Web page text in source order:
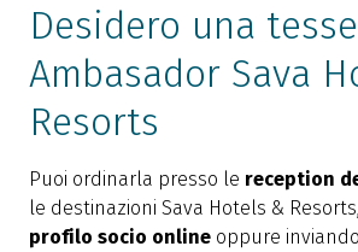
Desidero una
Ambasador Sava
Resorts
Puoi ordinarla presso le reception
le destinazioni Sava Hotels &
profilo socio online oppure